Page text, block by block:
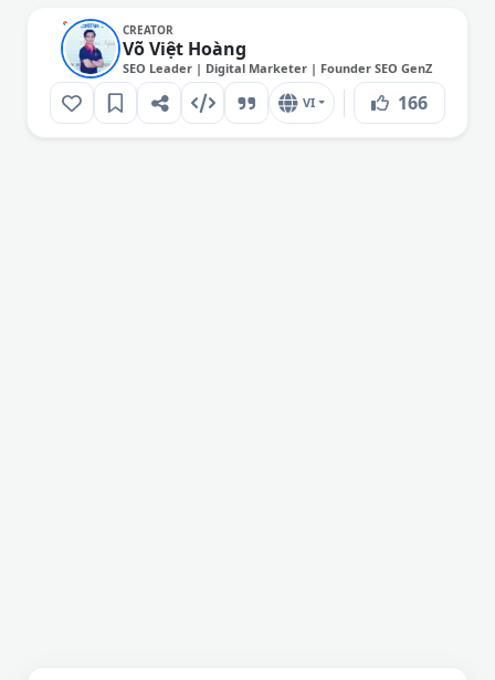
CREATOR
Võ Việt Hoàng
SEO Leader | Digital Marketer | Founder SEO GenZ
VI 166